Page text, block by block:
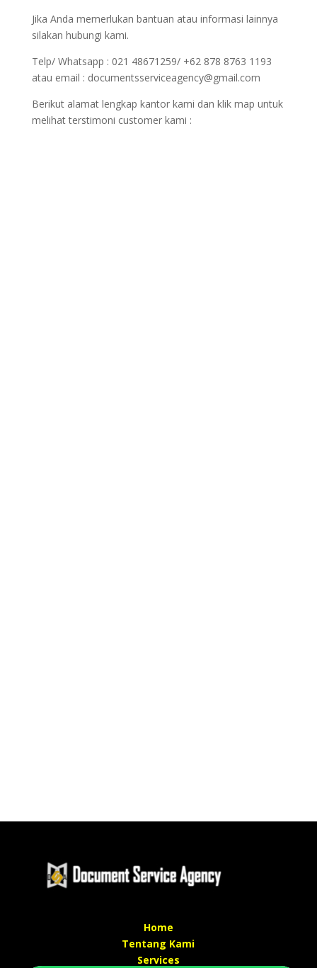
Jika Anda memerlukan bantuan atau informasi lainnya
silakan hubungi kami.
Telp/ Whatsapp : 021 48671259/ +62 878 8763 1193
atau email : documentsserviceagency@gmail.com
Berikut alamat lengkap kantor kami dan klik map untuk
melihat terstimoni customer kami :
Home
Tentang Kami
Services